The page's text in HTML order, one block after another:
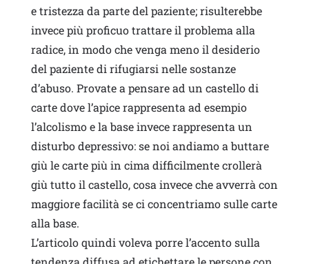
e tristezza da parte del paziente; risulterebbe
invece più proficuo trattare il problema alla
radice, in modo che venga meno il desiderio
del paziente di rifugiarsi nelle sostanze
d’abuso. Provate a pensare ad un castello di
carte dove l’apice rappresenta ad esempio
l’alcolismo e la base invece rappresenta un
disturbo depressivo: se noi andiamo a buttare
giù le carte più in cima difficilmente crollerà
giù tutto il castello, cosa invece che avverrà con
maggiore facilità se ci concentriamo sulle carte
alla base.
L’articolo quindi voleva porre l’accento sulla